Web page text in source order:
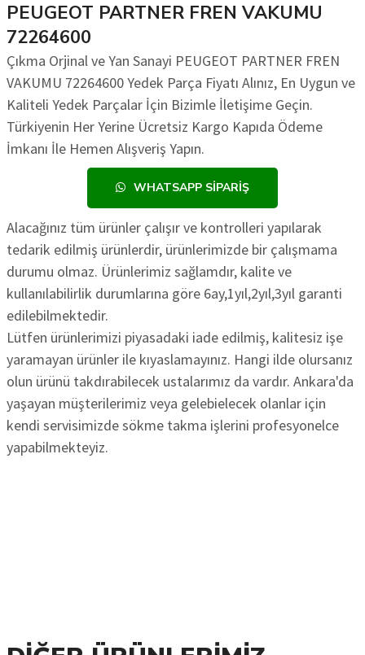
PEUGEOT PARTNER FREN VAKUMU
72264600
Çıkma Orjinal ve Yan Sanayi PEUGEOT PARTNER FREN
VAKUMU 72264600 Yedek Parça Fiyatı Alınız, En Uygun ve
Kaliteli Yedek Parçalar İçin Bizimle İletişime Geçin.
Türkiyenin Her Yerine Ücretsiz Kargo Kapıda Ödeme
İmkanı İle Hemen Alışveriş Yapın.
WHATSAPP SIPARIŞ
Alacağınız tüm ürünler çalışır ve kontrolleri yapılarak
tedarik edilmiş ürünlerdir, ürünlerimizde bir çalışmama
durumu olmaz. Ürünlerimiz sağlamdır, kalite ve
kullanılabilirlik durumlarına göre 6ay,1yıl,2yıl,3yıl garanti
edilebilmektedir.
Lütfen ürünlerimizi piyasadaki iade edilmiş, kalitesiz işe
yaramayan ürünler ile kıyaslamayınız. Hangi ilde olursanız
olun ürünü takdırabilecek ustalarımız da vardır. Ankara'da
yaşayan müşterilerimiz veya gelebielecek olanlar için
kendi servisimizde sökme takma işlerini profesyonelce
yapabilmekteyiz.